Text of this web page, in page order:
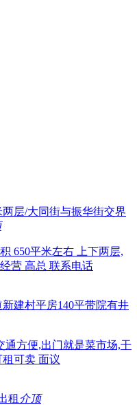
层/大同街与振华街交界
650平米左右 上下两层,
营 高总 联系电话
新建村平房140平带院有井
通方便,出门就是菜市场,干
可卖 面议
租 介顶